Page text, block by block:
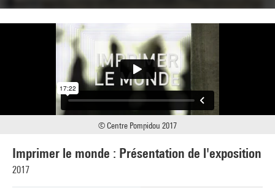
Imprimer le monde : Présentation de l'exposition
2017
© Centre Pompidou 2017